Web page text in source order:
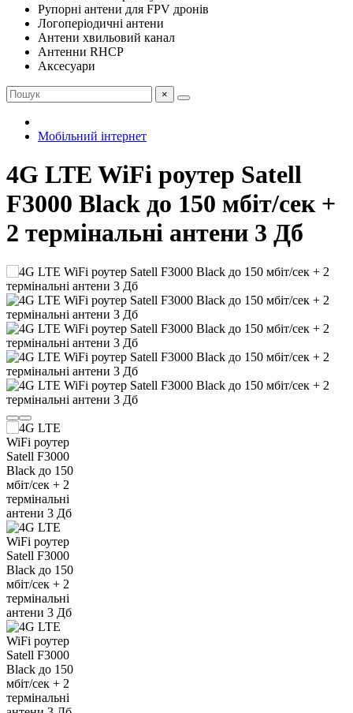
Рупорні антени для FPV дронів
Логоперіодичні антени
Антени хвильовий канал
Антенни RHCP
Аксесуари
×
Мобільний інтернет
4G LTE WiFi роутер Satell
F3000 Black до 150 мбіт/сек +
2 термінальні антени 3 Дб